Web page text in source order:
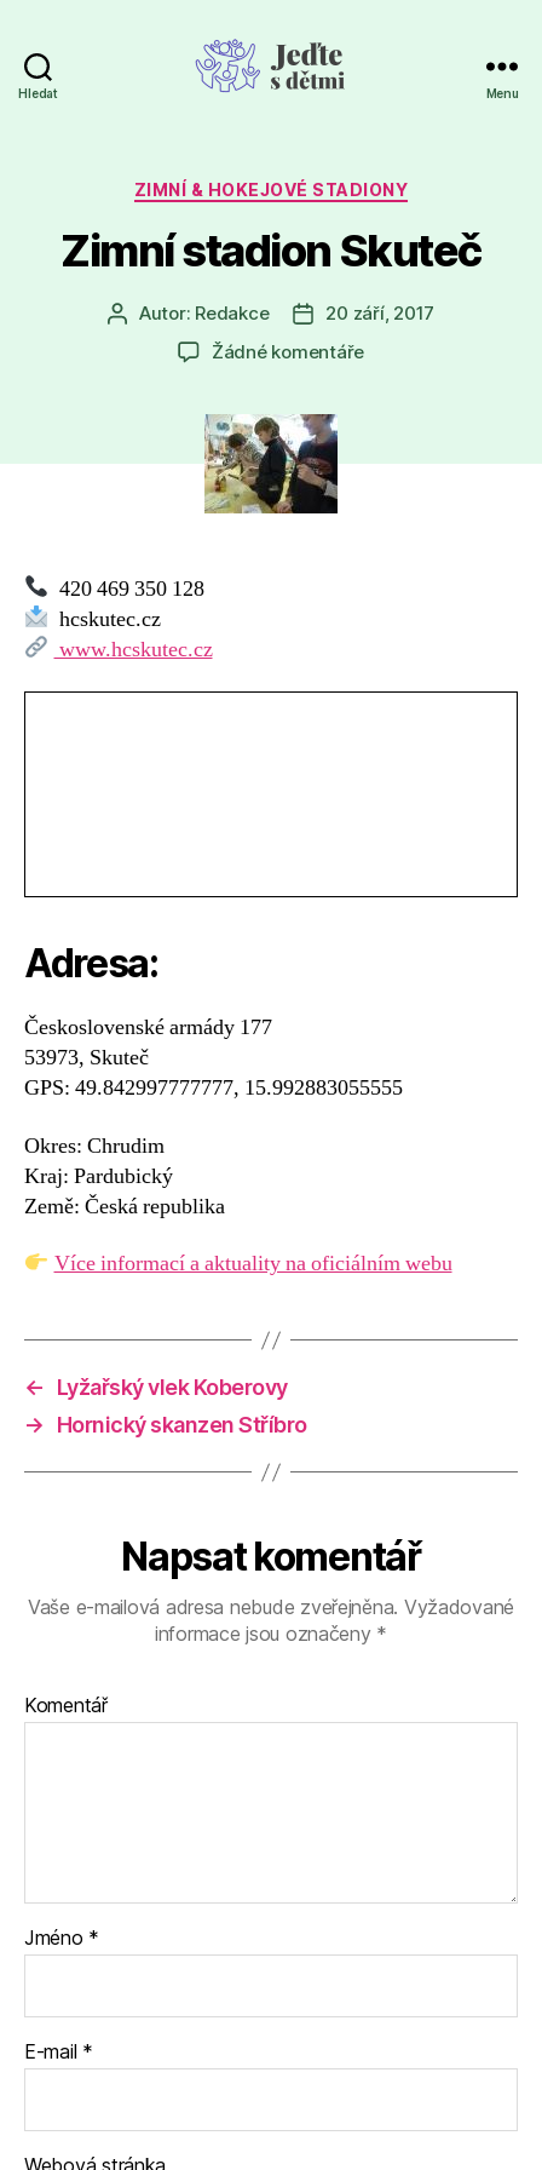
Hledat Menu
Rubriky
ZIMNÍ & HOKEJOVÉ STADIONY
Zimní stadion Skuteč
Autor
příspěvku
Autor: Redakce
Datum
příspěvku
20 září, 2017
Žádné komentářeu
420 469 350 128
hcskutec.cz
www.hcskutec.cz
Adresa:
Československé armády 177
53973, Skuteč
GPS: 49.842997777777, 15.992883055555
Okres: Chrudim
Kraj: Pardubický
Země: Česká republika
Více informací a aktuality na oficiálním webu
←
Lyžařský vlek Koberovy
→
Hornický skanzen Stříbro
Napsat komentář
Vaše e-mailová adresa nebude zveřejněna. Vyžadované
informace jsou označeny *
Komentář
Jméno *
E-mail *
Webová stránka